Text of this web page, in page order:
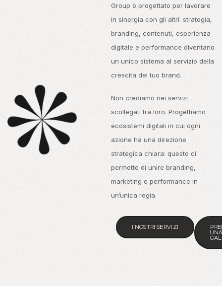
Group è progettato per lavorare
in sinergia con gli altri: strategia,
branding, contenuti, esperienza
digitale e performance diventano
un unico sistema al servizio della
crescita del tuo brand.
Non crediamo nei servizi
scollegati tra loro. Progettiamo
ecosistemi digitali in cui ogni
azione ha una direzione
strategica chiara: questo ci
permette di unire branding,
marketing e performance in
un’unica regia.
I NOSTRI SERVIZI